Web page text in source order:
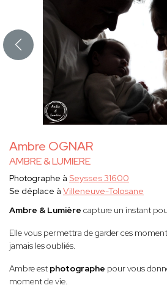
Ambre OGNAR
AMBRE & LUMIERE
Photographe à Seysses 31600
Se déplace à Villeneuve-Tolosane
Ambre & Lumière capture un instant
Elle vous permettra de garder ces
jamais les oubliés.
Ambre est photographe pour vous
moment de vie.